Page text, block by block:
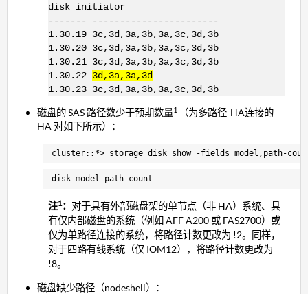
disk initiator
------- -----------------------
1.30.19 3c,3d,3a,3b,3a,3c,3d,3b
1.30.20 3c,3d,3a,3b,3a,3c,3d,3b
1.30.21 3c,3d,3a,3b,3a,3c,3d,3b
1.30.22 3d,3a,3a,3d
1.30.23 3c,3d,3a,3b,3a,3c,3d,3b
磁盘的 SAS 路径数少于预期数量1
（为多路径-HA连接的
HA 对如下所示）：
cluster::*> storage disk show -fields model,path-
disk model path-count -------- ---------------- ----------
注1： 对于具有外部磁盘架的单节点（非 HA）系统、具
有仅内部磁盘的系统（例如 AFF A200 或 FAS2700）或
仅为单路径连接的系统，将路径计数更改为 !2。同样，
对于四路有线系统（仅 IOM12），将路径计数更改为
!8。
磁盘缺少路径（nodeshell）：